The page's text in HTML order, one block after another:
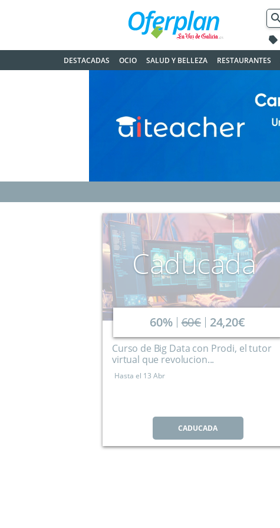
label
DESTACADAS OCIO SALUD Y BELLEZA RESTAURANTES
Caducada
60% 60€ 24,20€
Curso de Big Data con Prodi, el tutor
virtual que revolucion...
Hasta el 13 Abr
CADUCADA